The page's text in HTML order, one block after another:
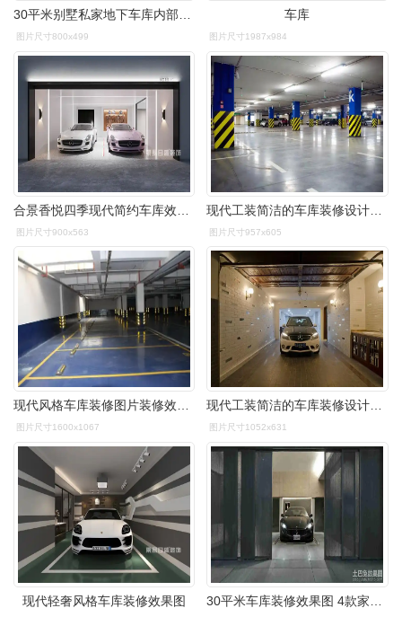
图片尺寸800x499
车库
图片尺寸1987x984
图片尺寸900x563 图片尺寸957x605
现代风格车库装修图片装修效果图
图片尺寸1600x1067
现代工装简洁的车库装修设计效果图
图片尺寸1052x631
现代轻奢风格车库装修效果图